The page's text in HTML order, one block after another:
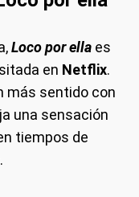
Loco por ella es
en Netflix.
más sentido con
una sensación
tiempos de